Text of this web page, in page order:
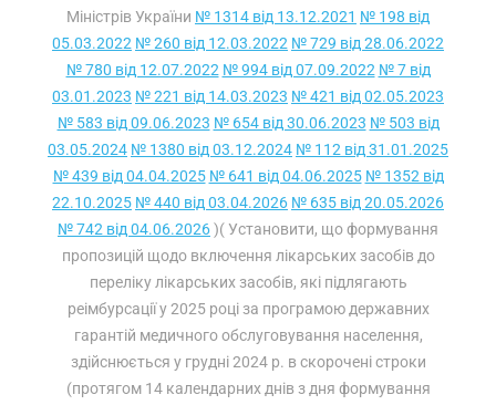
Міністрів України № 1314 від 13.12.2021 № 198 від
05.03.2022 № 260 від 12.03.2022 № 729 від 28.06.2022
№ 780 від 12.07.2022 № 994 від 07.09.2022 № 7 від
03.01.2023 № 221 від 14.03.2023 № 421 від 02.05.2023
№ 583 від 09.06.2023 № 654 від 30.06.2023 № 503 від
03.05.2024 № 1380 від 03.12.2024 № 112 від 31.01.2025
№ 439 від 04.04.2025 № 641 від 04.06.2025 № 1352 від
22.10.2025 № 440 від 03.04.2026 № 635 від 20.05.2026
№ 742 від 04.06.2026)( Установити, що формування
пропозицій щодо включення лікарських засобів до
переліку лікарських засобів, які підлягають
реімбурсації у 2025 році за програмою державних
гарантій медичного обслуговування населення,
здійснюється у грудні 2024 р. в скорочені строки
(протягом 14 календарних днів з дня формування